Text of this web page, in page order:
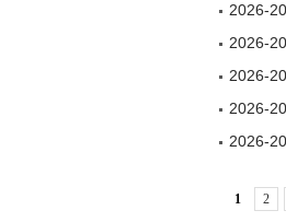
2026-
2026-
2026-
2026-
2026-
1 2